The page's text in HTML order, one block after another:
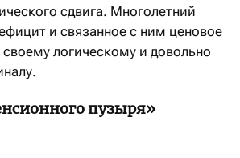
сдвига. Многолетний
и связанное с ним ценовое
логическому и довольно
пузыря»